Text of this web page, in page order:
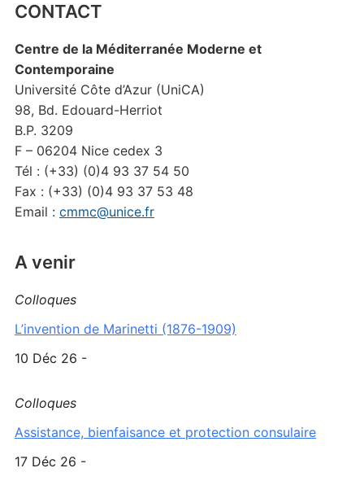
CONTACT
Centre de la Méditerranée Moderne et
Contemporaine
Université Côte d’Azur (UniCA)
98, Bd. Edouard-Herriot
B.P. 3209
F – 06204 Nice cedex 3
Tél : (+33) (0)4 93 37 54 50
Fax : (+33) (0)4 93 37 53 48
Email : cmmc@unice.fr
A venir
Colloques
L’invention de Marinetti (1876-1909)
10 Déc 26 -
Colloques
Assistance, bienfaisance et protection consulaire
17 Déc 26 -